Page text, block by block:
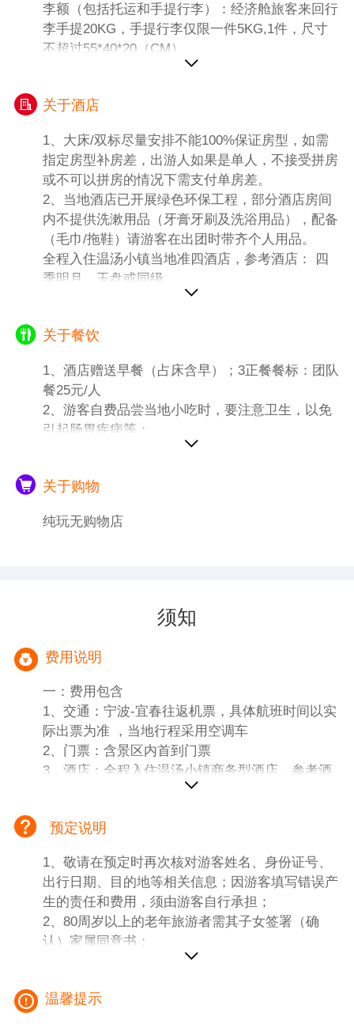
李额（包括托运和手提行李）：经济舱旅客来回行
李手提20KG，手提行李仅限一件5KG,1件，尺寸
不超过55*40*20（CM）
关于酒店
1、大床/双标尽量安排不能100%保证房型，如需
指定房型补房差，出游人如果是单人，不接受拼房
或不可以拼房的情况下需支付单房差。
2、当地酒店已开展绿色环保工程，部分酒店房间
内不提供洗漱用品（牙膏牙刷及洗浴用品），配备
（毛巾/拖鞋）请游客在出团时带齐个人用品。
全程入住温汤小镇当地准四酒店，参考酒店： 四
季明月，玉盘或同级
关于餐饮
1、酒店赠送早餐（占床含早）；3正餐餐标：团队
餐25元/人
2、游客自费品尝当地小吃时，要注意卫生，以免
引起肠胃疾病等；
关于购物
纯玩无购物店
须知
费用说明
一：费用包含
1、交通：宁波-宜春往返机票，具体航班时间以实
际出票为准 ，当地行程采用空调车
2、门票：含景区内首到门票
3、酒店：全程入住温汤小镇商务型酒店，参考酒
店： 四季明月，玉盘或同级
5、导游：当地地接导游，无宁波全陪
游车位、中餐、导游、产生其它费用敬请自理。
二：费用不含：
1、不含景交费用：明月山(上行索道缆车80元/
人，下行索道缆车70元/人，景区电瓶车30元/人
2、不占床小孩不含酒店早餐，按照酒店挂牌价现
场补费用，价格以酒店规定为准。
预定说明
1、敬请在预定时再次核对游客姓名、身份证号、
出行日期、目的地等相关信息；因游客填写错误产
生的责任和费用，须由游客自行承担；
2、80周岁以上的老年旅游者需其子女签署（确
认）家属同意书；
3、70周岁以上老人单独出游需其子女签署（确
4、因未满18周岁签署的旅游合同无效，需有成年
温馨提示